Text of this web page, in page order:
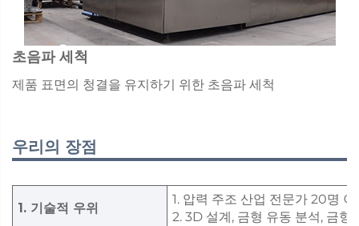
초음파 세척
제품 표면의 청결을 유지하기 위한 초음파 세척
우리의 장점
1. 기술적 우위
1. 압력 주조 산업 전문가 20명
2. 3D 설계, 금형 유동 분석, 금